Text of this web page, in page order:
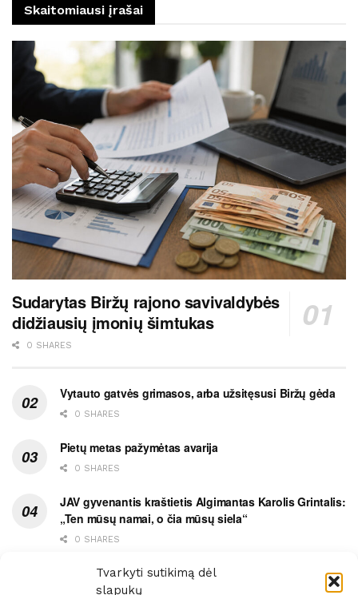
Tvarkyti sutikimą dėl
slapukų
Skaitomiausi įrašai
Sudarytas Biržų rajono savivaldybės
didžiausių įmonių šimtukas
0 SHARES
Vytauto gatvės grimasos, arba užsitęsusi Biržų gėda
0 SHARES
Pietų metas pažymėtas avarija
0 SHARES
JAV gyvenantis kraštietis Algimantas Karolis Grintalis:
„Ten mūsų namai, o čia mūsų siela“
0 SHARES
Ypatingas dviejų medikių likimo ryšys